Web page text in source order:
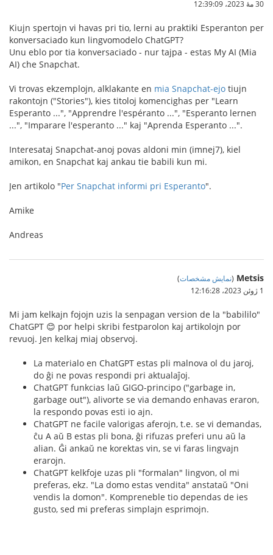
30 مهٔ 2023،‏ 12:39:09
Kiujn spertojn vi havas pri tio, lerni au praktiki Esperanton per
konversaciado kun lingvomodelo ChatGPT?
Unu eblo por tia konversaciado - nur tajpa - estas My AI (Mia
AI) che Snapchat.
Vi trovas ekzemplojn, alklakante en mia Snapchat-ejo tiujn
rakontojn ("Stories"), kies titoloj komencighas per "Learn
Esperanto ...", "Apprendre l'espéranto ...", "Esperanto lernen
...", "Imparare l'esperanto ..." kaj "Aprenda Esperanto ...".
Interesataj Snapchat-anoj povas aldoni min (imnej7), kiel
amikon, en Snapchat kaj ankau tie babili kun mi.
Jen artikolo "Per Snapchat informi pri Esperanto".
Amike
Andreas
Metsis
(نمایش مشخصات)
1 ژوئن 2023،‏ 12:16:28
Mi jam kelkajn fojojn uzis la senpagan version de la "babililo"
ChatGPT 😊 por helpi skribi festparolon kaj artikolojn por
revuoj. Jen kelkaj miaj observoj.
La materialo en ChatGPT estas pli malnova ol du jaroj,
do ĝi ne povas respondi pri aktualaĵoj.
ChatGPT funkcias laŭ GIGO-principo ("garbage in,
garbage out"), alivorte se via demando enhavas eraron,
la respondo povas esti io ajn.
ChatGPT ne facile valorigas aferojn, t.e. se vi demandas,
ĉu A aŭ B estas pli bona, ĝi rifuzas preferi unu aŭ la
alian. Ĝi ankaŭ ne korektas vin, se vi faras lingvajn
erarojn.
ChatGPT kelkfoje uzas pli "formalan" lingvon, ol mi
preferas, ekz. "La domo estas vendita" anstataŭ "Oni
vendis la domon". Kompreneble tio dependas de ies
gusto, sed mi preferas simplajn esprimojn.